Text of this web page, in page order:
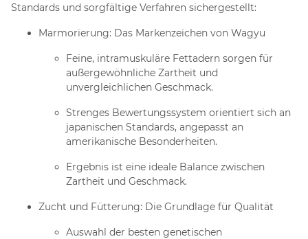
Standards und sorgfältige Verfahren sichergestellt:
Marmorierung: Das Markenzeichen von Wagyu
Feine, intramuskuläre Fettadern sorgen für
außergewöhnliche Zartheit und
unvergleichlichen Geschmack.
Strenges Bewertungssystem orientiert sich an
japanischen Standards, angepasst an
amerikanische Besonderheiten.
Ergebnis ist eine ideale Balance zwischen
Zartheit und Geschmack.
Zucht und Fütterung: Die Grundlage für Qualität
Auswahl der besten genetischen